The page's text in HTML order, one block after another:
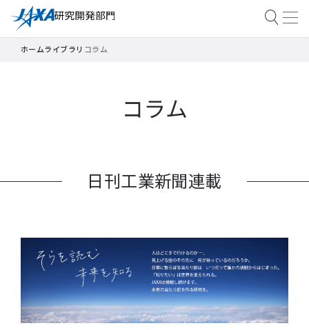
ホームライブラリ コラム
コラム
日刊工業新聞連載